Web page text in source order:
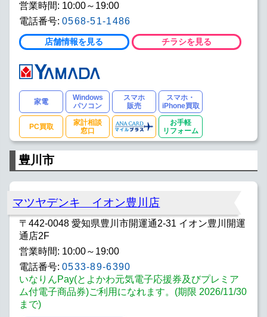
営業時間: 10:00～19:00
電話番号: 0568-51-1486
店舗情報を見る チラシを見る
家電
Windows
パソコン
スマホ
販売
スマホ・
iPhone買取
PC買取
家計相談
窓口
お手軽
リフォーム
豊川市
マツヤデンキ イオン豊川店
〒442-0048 愛知県豊川市開運通2‐31 イオン豊川開運
通店2F
営業時間: 10:00～19:00
電話番号: 0533-89-6390
いなりんPay(とよかわ元気電子応援券及びプレミア
ム付電子商品券)ご利用になれます。(期限 2026/11/30
まで)